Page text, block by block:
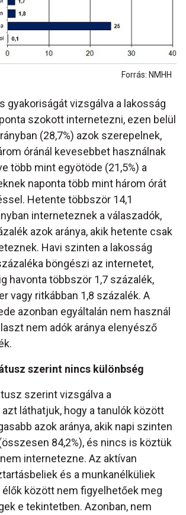
Forrás: NMHH
gyakoriságát vizsgálva a lakosság
szokott internetezni, ezen belül
(28,7%) azok szerepelnek,
óránál kevesebbet használnak
több mint egyötöde (21,5%) a
naponta több mint három órát
Hetente többször 14,1
interneteznek a válaszadók,
azok aránya, akik hetente csak
Havi szinten a lakosság
böngészi az internetet,
havonta többször 1,7 százalék,
vagy ritkábban 1,8 százalék. A
azonban egyáltalán nem használ
nem adók aránya elenyésző
szerint nincs különbség
szerint vizsgálva a
láthatjuk, hogy a tanulók között
azok aránya, akik napi szinten
84,2%), és nincs is köztük
internetezne. Az aktívan
és a munkanélküliek
között nem figyelhetőek meg
e tekintetben. Azonban, nem